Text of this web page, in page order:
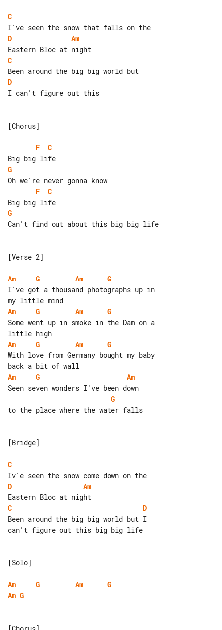
C
D
Am
C
D
I can't figure out this
[Chorus]
F
C
G
F
C
G
Can't find out about this big big life
[Verse 2]
Am G Am
G
I've got a thousand photographs up in
Am
G Am
G
Some went up in smoke in the Dam on a
Am
G Am
G
With love from Germany bought my baby
Am
G
Am
G
to the place where the water falls
[Bridge]
C
D
Am
C
D
Been around the big big world but I
can't figure out this big big life
[Solo]
Am G Am
G
Am G